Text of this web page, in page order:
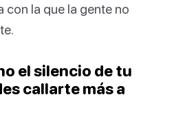
con la que la gente no
el silencio de tu
callarte más a